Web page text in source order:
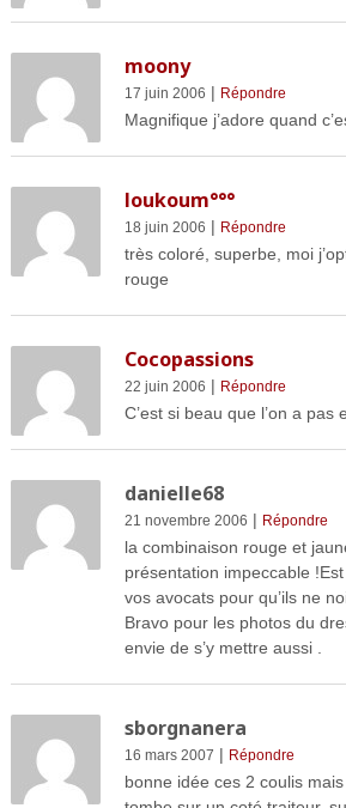
moony
17 juin 2006 | Répondre
Magnifique j’adore quand
loukoum°°°
18 juin 2006 | Répondre
très coloré, superbe, moi
rouge
Cocopassions
22 juin 2006 | Répondre
C’est si beau que l’on a pas
danielle68
21 novembre 2006 | Répondre
la combinaison rouge et
présentation impeccable
vos avocats pour qu’ils ne
Bravo pour les photos du
envie de s’y mettre aussi .
sborgnanera
16 mars 2007 | Répondre
bonne idée ces 2 coulis mais